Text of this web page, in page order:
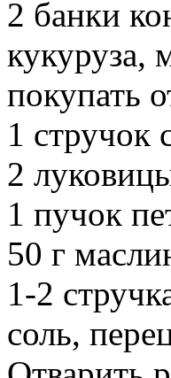
2 банки
кукуруза,
покупать
1 стручок
2
1 пучок
50 г
1-2
соль,